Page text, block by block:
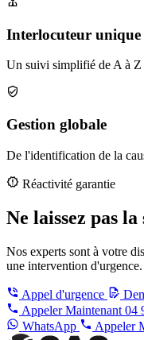
Interlocuteur unique
Un suivi simplifié de A à
Gestion globale
De l'identification de la
Réactivité garantie
Ne laissez pas
Nos experts sont à votre
une intervention
Appel d'urgence
Appeler Maintenant 04
WhatsApp
Appeler